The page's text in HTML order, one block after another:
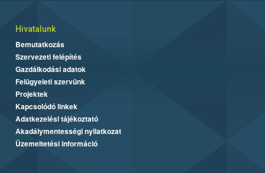
Hivatalunk
Bemutatkozás
Szervezeti felépítés
Gazdálkodási adatok
Felügyeleti szervünk
Projektek
Kapcsolódó linkek
Adatkezelési tájékoztató
Akadálymentességi nyilatkozat
Üzemeltetési információ